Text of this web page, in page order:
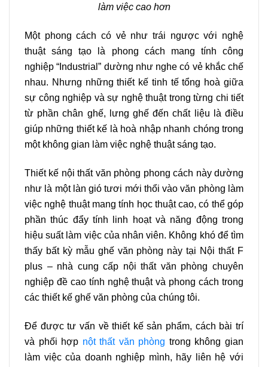
làm việc cao hơn
Một phong cách có vẻ như trái ngược với nghệ
thuật sáng tạo là phong cách mang tính công
nghiệp “Industrial” dường như nghe có vẻ khắc chế
nhau. Nhưng những thiết kế tinh tế tổng hoà giữa
sự công nghiệp và sự nghệ thuật trong từng chi tiết
từ phần chân ghế, lưng ghế đến chất liệu là điều
giúp những thiết kế là hoà nhập nhanh chóng trong
một không gian làm việc nghệ thuật sáng tạo.
Thiết kế nội thất văn phòng phong cách này dường
như là một làn gió tươi mới thổi vào văn phòng làm
việc nghệ thuật mang tính học thuật cao, có thể góp
phần thúc đẩy tính linh hoạt và năng động trong
hiệu suất làm việc của nhân viên. Không khó để tìm
thấy bất kỳ mẫu ghế văn phòng này tại Nội thất F
plus – nhà cung cấp nội thất văn phòng chuyên
nghiệp đề cao tính nghệ thuật và phong cách trong
các thiết kế ghế văn phòng của chúng tôi.
Để được tư vấn về thiết kế sản phẩm, cách bài trí
và phối hợp nột thất văn phòng trong không gian
làm việc của doanh nghiệp mình, hãy liên hệ với